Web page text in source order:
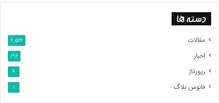
دسته ها
مقالات 6,522
اخبار 196
رپورتاژ 9
فانوس بلاگ 1